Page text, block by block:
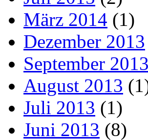
März 2014 (1)
Dezember 2013
September 2013
August 2013
Juli 2013 (1)
Juni 2013 (8)